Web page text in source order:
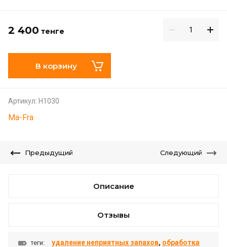
2 400 тенге
В корзину
Артикул: H1030
Ma-Fra
Предыдущий Следующий
Описание
Отзывы
теги: удаление неприятных запахов, обработка